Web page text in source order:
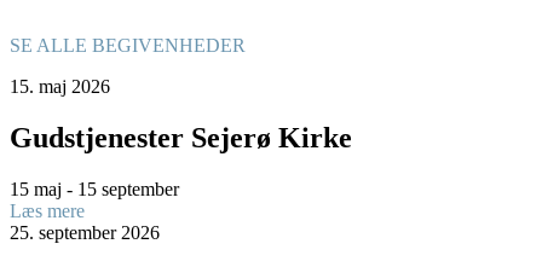
SE ALLE BEGIVENHEDER
15. maj 2026
Gudstjenester Sejerø Kirke
15 maj - 15 september
Læs mere
25. september 2026